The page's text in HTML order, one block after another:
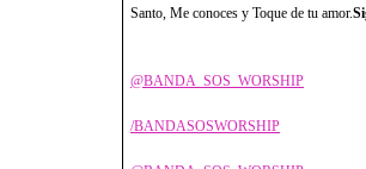
Santo, Me conoces y Toque de tu amor.
@BANDA_SOS_WORSHIP
/BANDASOSWORSHIP